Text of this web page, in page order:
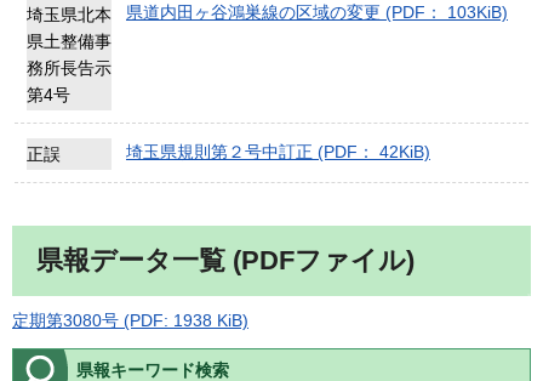
埼玉県北本
県土整備事
務所長告示
第4号
県道内田ヶ谷鴻巣線の区域の変更 (PDF： 103KiB)
正誤 埼玉県規則第２号中訂正 (PDF： 42KiB)
県報データ一覧 (PDFファイル)
定期第3080号 (PDF: 1938 KiB)
県報キーワード検索